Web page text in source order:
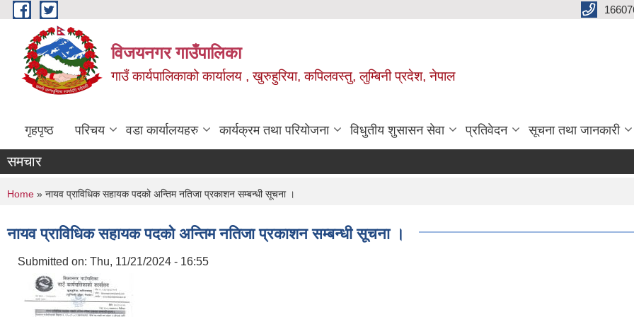
Skip to main content
विजयनगर गाउँपालिका
गाउँ कार्यपालिकाको कार्यालय , खुरुहुरिया, कपिलवस्तु, लुम्बिनी प्रदेश, नेपाल
गृहपृष्ठ परिचय वडा कार्यालयहरु कार्यक्रम तथा परियोजना विधुतीय शुसासन सेवा प्रतिवेदन सूचना तथा जानकारी
समचार
You are here
Home » नायव प्राविधिक सहायक पदको अन्तिम नतिजा प्रकाशन सम्बन्धी सूचना ।
नायव प्राविधिक सहायक पदको अन्तिम नतिजा प्रकाशन सम्बन्धी सूचना ।
Submitted on: Thu, 11/21/2024 - 16:55